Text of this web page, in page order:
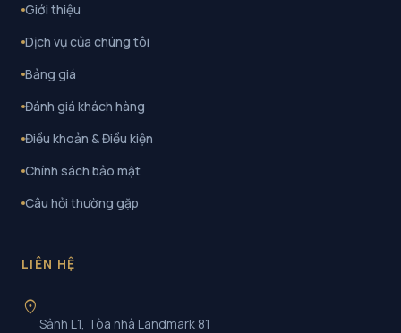
Giới thiệu
Dịch vụ của chúng tôi
Bảng giá
Đánh giá khách hàng
Điều khoản & Điều kiện
Chính sách bảo mật
Câu hỏi thường gặp
LIÊN HỆ
location_on
Sảnh L1, Tòa nhà Landmark 81